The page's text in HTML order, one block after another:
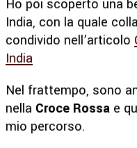
Ho poi scoperto una
India, con la quale
condivido nell’articolo
India
Nel frattempo, sono
nella Croce Rossa e
mio percorso.